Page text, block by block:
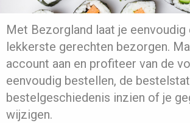
Met Bezorgland laat je eenvoudig
lekkerste gerechten bezorgen.
account aan en profiteer van de
eenvoudig bestellen, de
bestelgeschiedenis inzien of je
wijzigen.